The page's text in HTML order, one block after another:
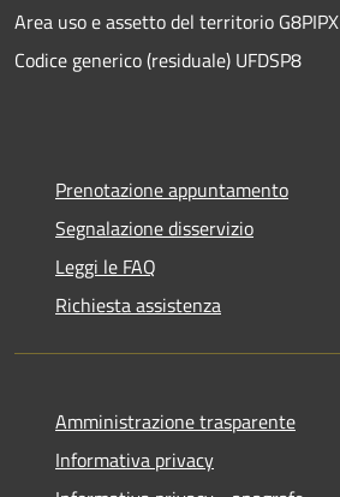
Area uso e assetto del territorio G8PIPX
Codice generico (residuale) UFDSP8
Prenotazione appuntamento
Segnalazione disservizio
Leggi le FAQ
Richiesta assistenza
Amministrazione trasparente
Informativa privacy